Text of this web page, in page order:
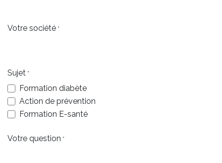
Votre société *
Sujet *
Formation diabète
Action de prévention
Formation E-santé
Votre question *